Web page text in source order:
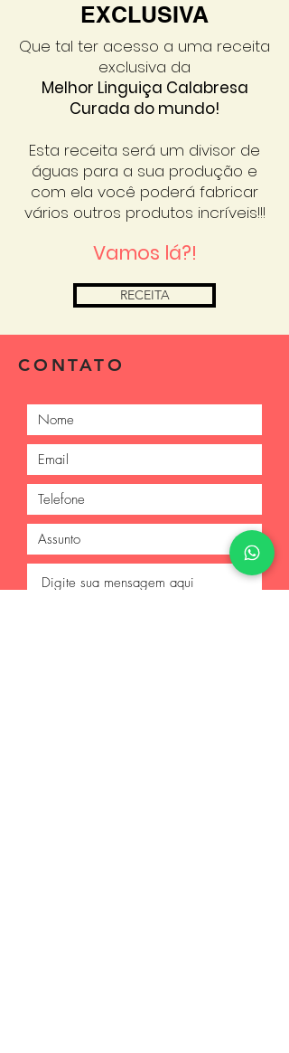
EXCLUSIVA
Que tal ter acesso a uma receita
exclusiva da
Melhor Linguiça Calabresa
Curada do mundo!
Esta receita será um divisor de
águas para a sua produção e
com ela você poderá fabricar
vários outros produtos incríveis!!!
Vamos lá?!
RECEITA
CONTATO